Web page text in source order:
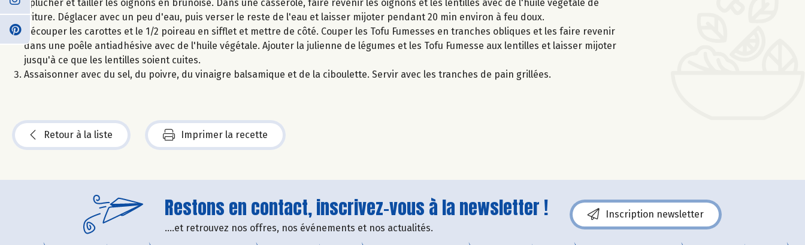
Eplucher et tailler les oignons en brunoise. Dans une casserole, faire revenir les oignons et les lentilles avec de l'huile végétale de
friture. Déglacer avec un peu d'eau, puis verser le reste de l'eau et laisser mijoter pendant 20 min environ à feu doux.
Découper les carottes et le 1/2 poireau en sifflet et mettre de côté. Couper les Tofu Fumesses en tranches obliques et les faire revenir
dans une poêle antiadhésive avec de l'huile végétale. Ajouter la julienne de légumes et les Tofu Fumesse aux lentilles et laisser mijoter
jusqu'à ce que les lentilles soient cuites.
Assaisonner avec du sel, du poivre, du vinaigre balsamique et de la ciboulette. Servir avec les tranches de pain grillées.
Retour à la liste Imprimer la recette
Restons en contact, inscrivez-vous à la newsletter !
....et retrouvez nos offres, nos événements et nos actualités.
Inscription newsletter